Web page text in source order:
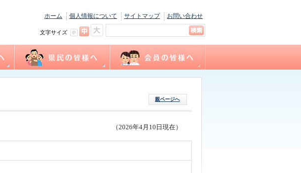
ホーム 個人情報について サイトマップ お問い合わせ
文字サイズ
親ページへ
（2026年4月10日現在）